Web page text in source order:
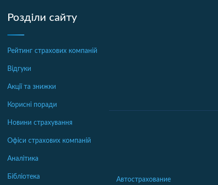
Розділи сайту
Рейтинг страхових компаній
Відгуки
Акції та знижки
Корисні поради
Новини страхування
Офіси страхових компаній
Аналітика
Бібліотека Автострахование